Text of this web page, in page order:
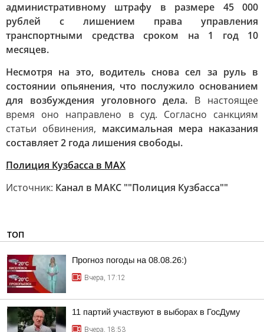
административному штрафу в размере 45 000
рублей с лишением права управления
транспортными средства сроком на 1 год 10
месяцев.
Несмотря на это, водитель снова сел за руль в
состоянии опьянения, что послужило основанием
для возбуждения уголовного дела. В настоящее
время оно направлено в суд. Согласно санкциям
статьи обвинения, максимальная мера наказания
составляет 2 года лишения свободы.
Полиция Кузбасса в МАХ
Источник: Канал в МАКС ""Полиция Кузбасса""
ТОП
Прогноз погоды на 08.08.26:)
Вчера, 17:12
11 партий участвуют в выборах в ГосДуму
Вчера, 18:53